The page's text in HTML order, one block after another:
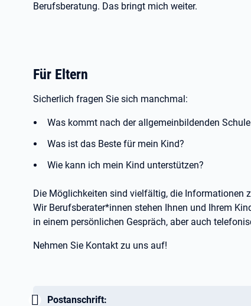
Berufsberatung. Das bringt mich weiter.
Für Eltern
Sicherlich fragen Sie sich manchmal:
Was kommt nach der allgemeinbildenden
Was ist das Beste für mein Kind?
Wie kann ich mein Kind unterstützen?
Die Möglichkeiten sind vielfältig, die Informationen
Wir Berufsberater*innen stehen Ihnen und Ihrem
in einem persönlichen Gespräch, aber auch
Nehmen Sie Kontakt zu uns auf!
Wichtig:
Postanschrift: